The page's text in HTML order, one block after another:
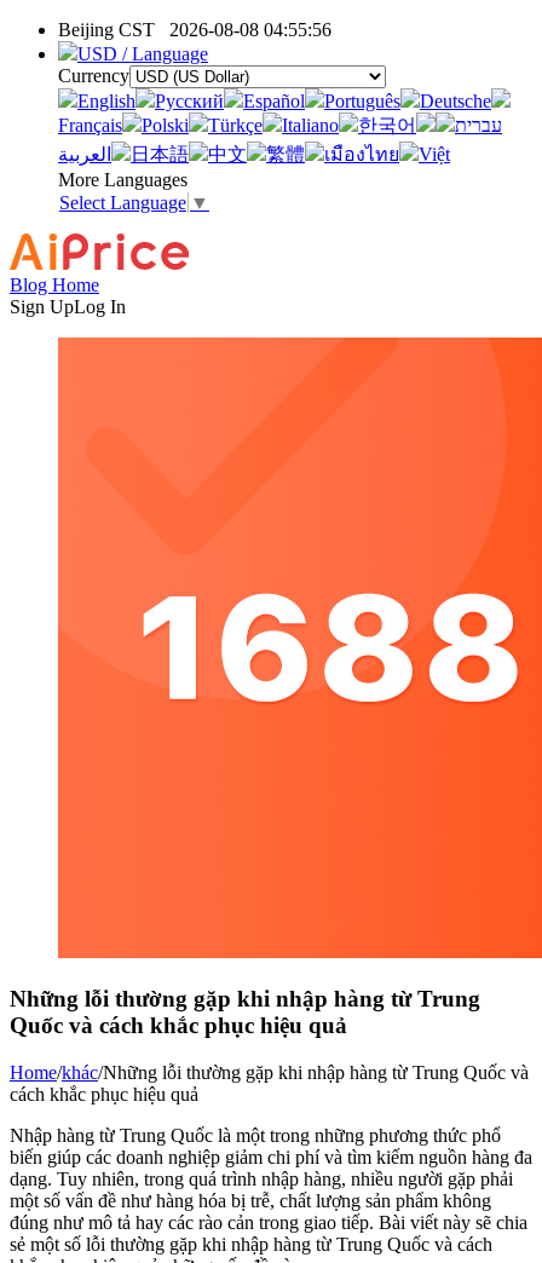
Beijing CST 2026-08-08 04:55:56
USD / Language
Currency
English
Pусский Español Português
Deutsche
Français
Polski Türkçe Italiano 한국어
עברית
العربية
日本語 中文 繁體 เมืองไทย
Việt
More Languages
Select Language ▼
Blog Home
Sign UpLog In
Những lỗi thường gặp khi nhập hàng từ Trung
Quốc và cách khắc phục hiệu quả
Home/khác/Những lỗi thường gặp khi nhập hàng từ Trung Quốc và
cách khắc phục hiệu quả
Nhập hàng từ Trung Quốc là một trong những phương thức phổ
biến giúp các doanh nghiệp giảm chi phí và tìm kiếm nguồn hàng đa
dạng. Tuy nhiên, trong quá trình nhập hàng, nhiều người gặp phải
một số vấn đề như hàng hóa bị trễ, chất lượng sản phẩm không
đúng như mô tả hay các rào cản trong giao tiếp. Bài viết này sẽ chia
sẻ một số lỗi thường gặp khi nhập hàng từ Trung Quốc và cách